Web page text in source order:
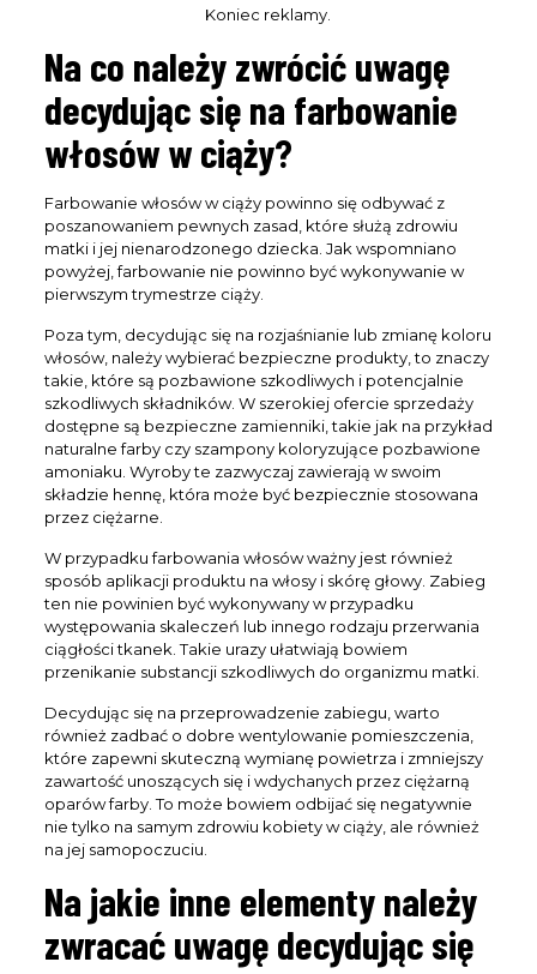
Koniec reklamy.
Na co należy zwrócić uwagę
decydując się na farbowanie
włosów w ciąży?
Farbowanie włosów w ciąży powinno się odbywać z
poszanowaniem pewnych zasad, które służą zdrowiu
matki i jej nienarodzonego dziecka. Jak wspomniano
powyżej, farbowanie nie powinno być wykonywanie w
pierwszym trymestrze ciąży.
Poza tym, decydując się na rozjaśnianie lub zmianę koloru
włosów, należy wybierać bezpieczne produkty, to znaczy
takie, które są pozbawione szkodliwych i potencjalnie
szkodliwych składników. W szerokiej ofercie sprzedaży
dostępne są bezpieczne zamienniki, takie jak na przykład
naturalne farby czy szampony koloryzujące pozbawione
amoniaku. Wyroby te zazwyczaj zawierają w swoim
składzie hennę, która może być bezpiecznie stosowana
przez ciężarne.
W przypadku farbowania włosów ważny jest również
sposób aplikacji produktu na włosy i skórę głowy. Zabieg
ten nie powinien być wykonywany w przypadku
występowania skaleczeń lub innego rodzaju przerwania
ciągłości tkanek. Takie urazy ułatwiają bowiem
przenikanie substancji szkodliwych do organizmu matki.
Decydując się na przeprowadzenie zabiegu, warto
również zadbać o dobre wentylowanie pomieszczenia,
które zapewni skuteczną wymianę powietrza i zmniejszy
zawartość unoszących się i wdychanych przez ciężarną
oparów farby. To może bowiem odbijać się negatywnie
nie tylko na samym zdrowiu kobiety w ciąży, ale również
na jej samopoczuciu.
Na jakie inne elementy należy
zwracać uwagę decydując się